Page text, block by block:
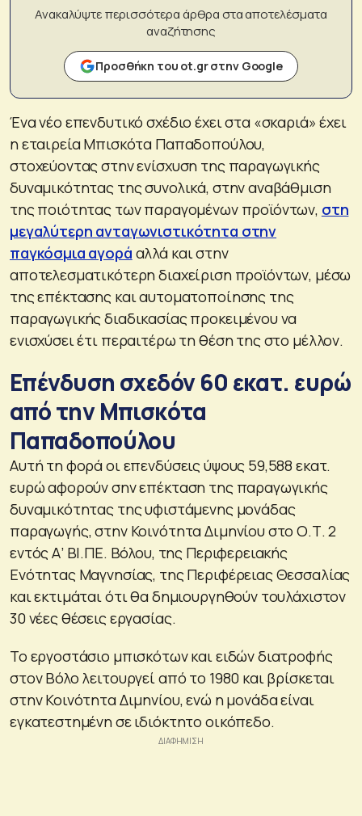
Ανακαλύψτε περισσότερα άρθρα στα αποτελέσματα
αναζήτησης
Προσθήκη του ot.gr στην Google
Ένα νέο επενδυτικό σχέδιο έχει στα «σκαριά» έχει
η εταιρεία Μπισκότα Παπαδοπούλου,
στοχεύοντας στην ενίσχυση της παραγωγικής
δυναμικότητας της συνολικά, στην αναβάθμιση
της ποιότητας των παραγομένων προϊόντων, στη
μεγαλύτερη ανταγωνιστικότητα στην
παγκόσμια αγορά αλλά και στην
αποτελεσματικότερη διαχείριση προϊόντων, μέσω
της επέκτασης και αυτοματοποίησης της
παραγωγικής διαδικασίας προκειμένου να
ενισχύσει έτι περαιτέρω τη θέση της στο μέλλον.
Επένδυση σχεδόν 60 εκατ. ευρώ
από την Μπισκότα
Παπαδοπούλου
Αυτή τη φορά οι επενδύσεις ύψους 59,588 εκατ.
ευρώ αφορούν σην επέκταση της παραγωγικής
δυναμικότητας της υφιστάμενης μονάδας
παραγωγής, στην Κοινότητα Διμηνίου στο Ο.Τ. 2
εντός Α’ ΒΙ.ΠΕ. Βόλου, της Περιφερειακής
Ενότητας Μαγνησίας, της Περιφέρειας Θεσσαλίας
και εκτιμάται ότι θα δημιουργηθούν τουλάχιστον
30 νέες θέσεις εργασίας.
Το εργοστάσιο μπισκότων και ειδών διατροφής
στον Βόλο λειτουργεί από το 1980 και βρίσκεται
στην Κοινότητα Διμηνίου, ενώ η μονάδα είναι
εγκατεστημένη σε ιδιόκτητο οικόπεδο.